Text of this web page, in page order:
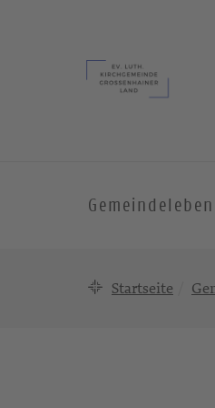
Gemeindeleben
Startseite